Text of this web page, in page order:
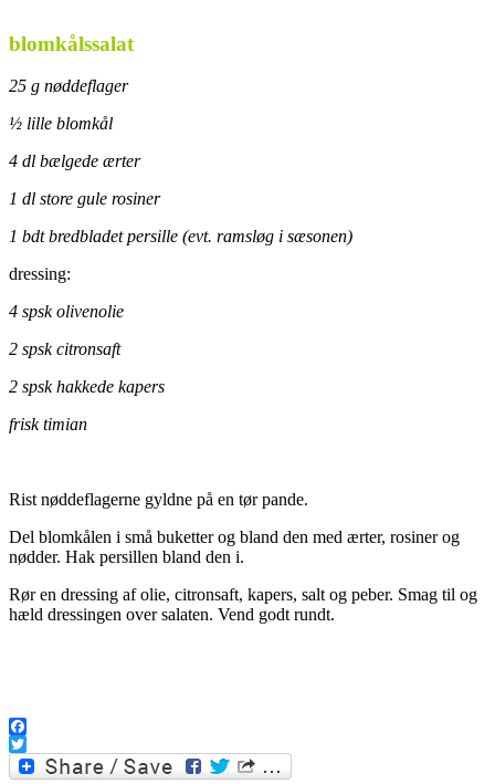
blomkålssalat
25 g nøddeflager
½ lille blomkål
4 dl bælgede ærter
1 dl store gule rosiner
1 bdt bredbladet persille (evt. ramsløg i sæsonen)
dressing:
4 spsk olivenolie
2 spsk citronsaft
2 spsk hakkede kapers
frisk timian
Rist nøddeflagerne gyldne på en tør pande.
Del blomkålen i små buketter og bland den med ærter, rosiner og
nødder. Hak persillen bland den i.
Rør en dressing af olie, citronsaft, kapers, salt og peber. Smag til og
hæld dressingen over salaten. Vend godt rundt.
Facebook
Twitter